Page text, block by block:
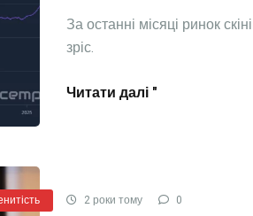
За останні місяці ринок
зріс.
Читати далі "
2 роки тому 0